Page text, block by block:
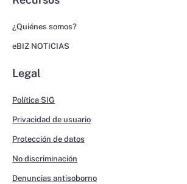
¿Quiénes somos?
eBIZ NOTICIAS
Legal
Política SIG
Privacidad de usuario
Protección de datos
No discriminación
Denuncias antisoborno